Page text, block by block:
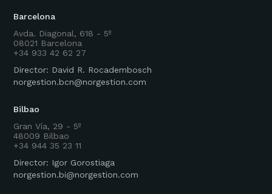
Barcelona
Avda. Diagonal, 618 - 5º
08021 Barcelona
+34 933 42 62 27
Director: David R. Rocadembosch
norgestion.bcn@norgestion.com
Bilbao
Gran Vía, 29 - 5º
48009 Bilbao
+34 944 35 23 11
Director: Igor Gorostiaga
norgestion.bi@norgestion.com